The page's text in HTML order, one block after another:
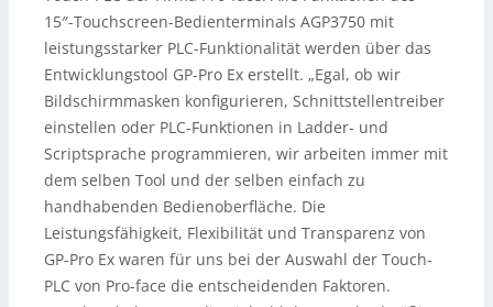
15″-Touchscreen-Bedienterminals AGP3750 mit
leistungsstarker PLC-Funktionalität werden über das
Entwicklungstool GP-Pro Ex erstellt. „Egal, ob wir
Bildschirmmasken konfigurieren, Schnittstellentreiber
einstellen oder PLC-Funktionen in Ladder- und
Scriptsprache programmieren, wir arbeiten immer mit
dem selben Tool und der selben einfach zu
handhabenden Bedienoberfläche. Die
Leistungsfähigkeit, Flexibilität und Transparenz von
GP-Pro Ex waren für uns bei der Auswahl der Touch-
PLC von Pro-face die entscheidenden Faktoren.